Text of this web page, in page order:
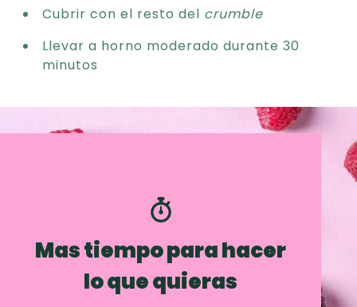
Cubrir con el resto del crumble
Llevar a horno moderado durante 30
minutos
Mas tiempo para hacer
lo que quieras